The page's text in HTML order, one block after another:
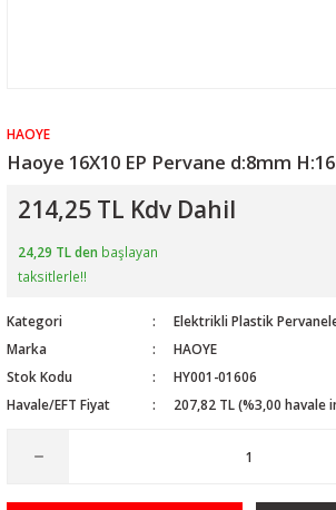
HAOYE
Haoye 16X10 EP Pervane d:8mm
214,25 TL Kdv Dahil
24,29 TL den başlayan
taksitlerle!!
Kategori
Elektrikli Plastik
Marka
HAOYE
Stok Kodu
HY001-01606
Havale/EFT Fiyat
207,82 TL (%3,00 havale